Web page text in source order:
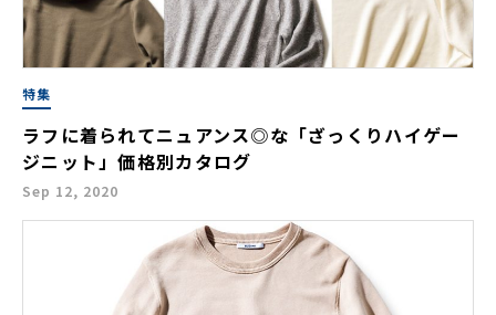
特集
ラフに着られてニュアンス◎な「ざっくりハイゲー
ジニット」価格別カタログ
Sep 12, 2020